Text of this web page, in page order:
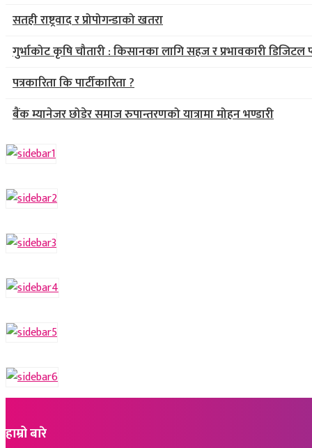
सतही राष्ट्रवाद र प्रोपोगन्डाको खतरा
गुर्भाकोट कृषि चौतारी : किसानका लागि सहज र प्रभावकारी डिजिटल
पत्रकारिता कि पार्टीकारिता ?
बैंक म्यानेजर छोडेर समाज रुपान्तरणको यात्रामा मोहन भण्डारी
हाम्रो बारे